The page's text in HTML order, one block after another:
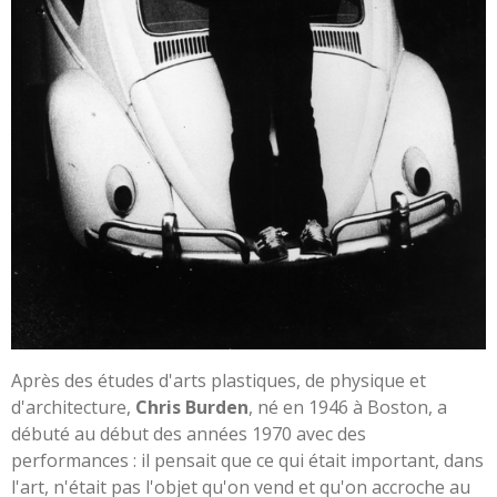
Après des études d'arts plastiques, de physique et
d'architecture, Chris Burden, né en 1946 à Boston, a
débuté au début des années 1970 avec des
performances : il pensait que ce qui était important, dans
l'art, n'était pas l'objet qu'on vend et qu'on accroche au